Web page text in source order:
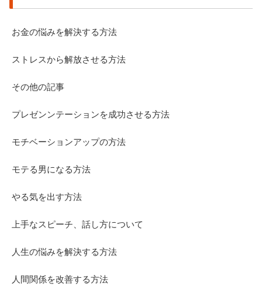
お金の悩みを解決する方法
ストレスから解放させる方法
その他の記事
プレゼンンテーションを成功させる方法
モチベーションアップの方法
モテる男になる方法
やる気を出す方法
上手なスピーチ、話し方について
人生の悩みを解決する方法
人間関係を改善する方法